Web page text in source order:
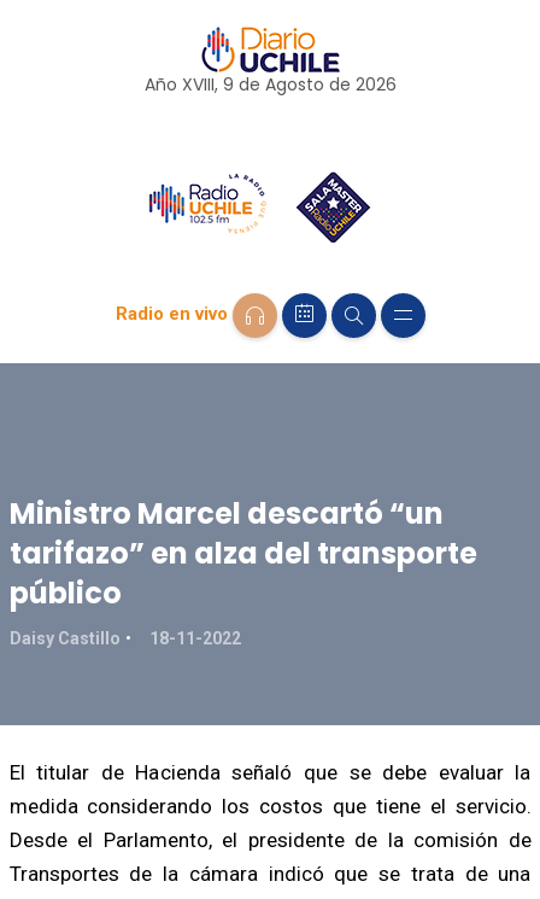
Año XVIII, 9 de Agosto de 2026
Radio en vivo
Ministro Marcel descartó “un
tarifazo” en alza del transporte
público
Daisy Castillo 18-11-2022
El titular de Hacienda señaló que se debe evaluar la
medida considerando los costos que tiene el servicio.
Desde el Parlamento, el presidente de la comisión de
Transportes de la cámara indicó que se trata de una